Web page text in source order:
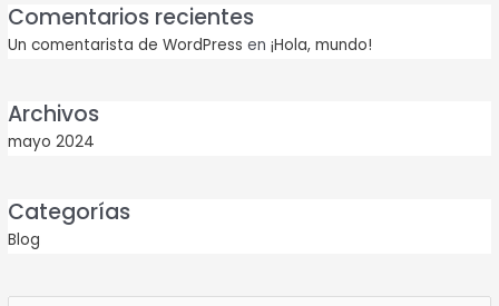
Comentarios recientes
Un comentarista de WordPress en¡Hola, mundo!
Archivos
mayo 2024
Categorías
Blog